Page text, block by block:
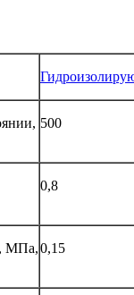
500
0,8
МПа,0,15